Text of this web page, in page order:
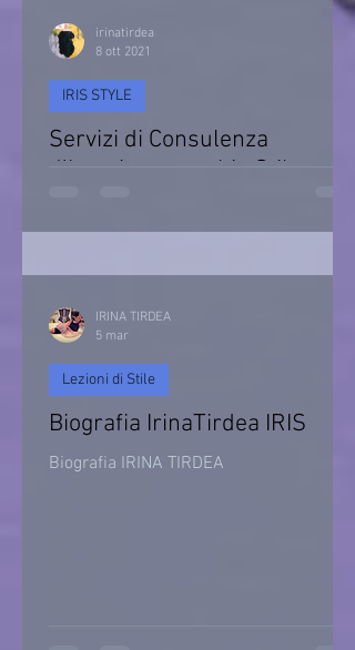
Servizi di Consulenza
d’Imagine e cambio Stile
IRIS STYLE
irinatirdea
8 ott 2021
Biografia IrinaTirdea IRIS
Biografia IRINA TIRDEA
Lezioni di Stile
IRINA TIRDEA
5 mar